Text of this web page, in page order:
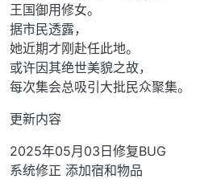
王国御用修女。
据市民透露，
她近期才刚赴任此地。
或许因其绝世美貌之故，
每次集会总吸引大批民众聚集。
更新内容
2025年05月03日修复BUG
系统修正 添加宿和物品